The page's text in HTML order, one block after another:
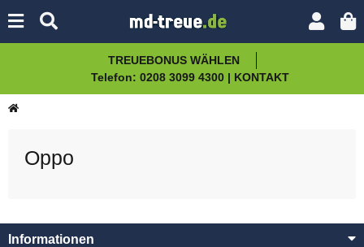
TREUEBONUS WÄHLEN
Telefon: 0208 3099 4300 | KONTAKT
Oppo
Informationen